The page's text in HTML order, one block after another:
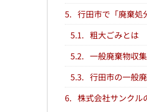
5. 行田市で「廃棄処
5.1. 粗大ごみとは
5.2. 一般廃棄物収
5.3. 行田市の一般
6. 株式会社サンクル